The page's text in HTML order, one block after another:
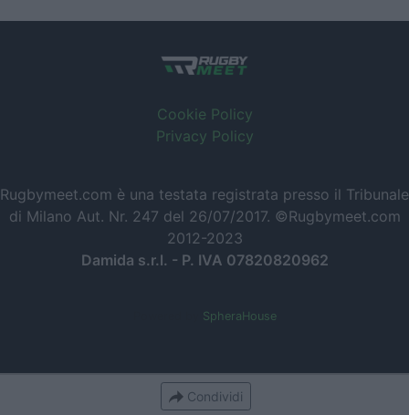
Cookie Policy
Privacy Policy
Rugbymeet.com è una testata registrata presso il Tribunale
di Milano Aut. Nr. 247 del 26/07/2017. ©Rugbymeet.com
2012-2023
Damida s.r.l. - P. IVA 07820820962
SpheraHouse
Condividi